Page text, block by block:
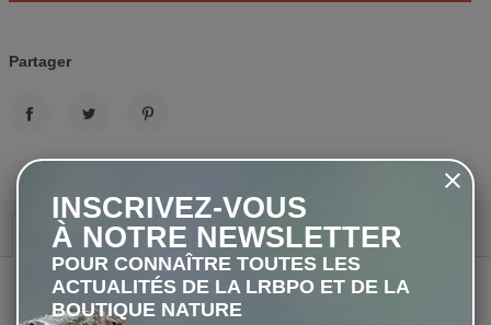
Partager
Description
Broché: 320 pages
Editeur: DE TERRAN (11 mars 2019)
INSCRIVEZ-VOUS
À NOTRE NEWSLETTER
POUR CONNAÎTRE TOUTES LES
ACTUALITÉS DE LA LRBPO ET DE LA
BOUTIQUE NATURE